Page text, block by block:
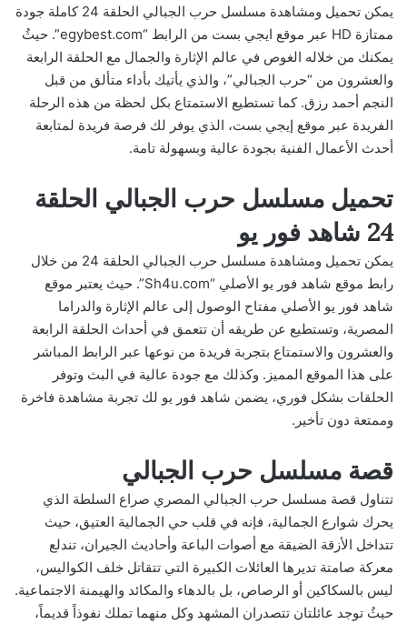
يمكن تحميل ومشاهدة مسلسل حرب الجبالي الحلقة 24 كاملة جودة
ممتازة HD عبر موقع ايجي بست من الرابط “egybest.com”. حيثُ
يمكنك من خلاله الغوص في عالم الإثارة والجمال مع الحلقة الرابعة
والعشرون من “حرب الجبالي”، والذي يأتيك بأداء متألق من قبل
النجم أحمد رزق. كما تستطيع الاستمتاع بكل لحظة من هذه الرحلة
الفريدة عبر موقع إيجي بست، الذي يوفر لك فرصة فريدة لمتابعة
أحدث الأعمال الفنية بجودة عالية وبسهولة تامة.
تحميل مسلسل حرب الجبالي الحلقة
24 شاهد فور يو
يمكن تحميل ومشاهدة مسلسل حرب الجبالي الحلقة 24 من خلال
رابط موقع شاهد فور يو الأصلي “Sh4u.com”. حيث يعتبر موقع
شاهد فور يو الأصلي مفتاح الوصول إلى عالم الإثارة والدراما
المصرية، وتستطيع عن طريقه أن تتعمق في أحداث الحلقة الرابعة
والعشرون والاستمتاع بتجربة فريدة من نوعها عبر الرابط المباشر
على هذا الموقع المميز. وكذلك مع جودة عالية في البث وتوفر
الحلقات بشكل فوري، يضمن شاهد فور يو لك تجربة مشاهدة فاخرة
وممتعة دون تأخير.
قصة مسلسل حرب الجبالي
تتناول قصة مسلسل حرب الجبالي المصري صراع السلطة الذي
يحرك شوارع الجمالية، فإنه في قلب حي الجمالية العتيق، حيث
تتداخل الأزقة الضيقة مع أصوات الباعة وأحاديث الجيران، تندلع
معركة صامتة تديرها العائلات الكبيرة التي تتقاتل خلف الكواليس،
ليس بالسكاكين أو الرصاص، بل بالدهاء والمكائد والهيمنة الاجتماعية.
حيثُ توجد عائلتان تتصدران المشهد وكل منهما تملك نفوذاً قديماً،